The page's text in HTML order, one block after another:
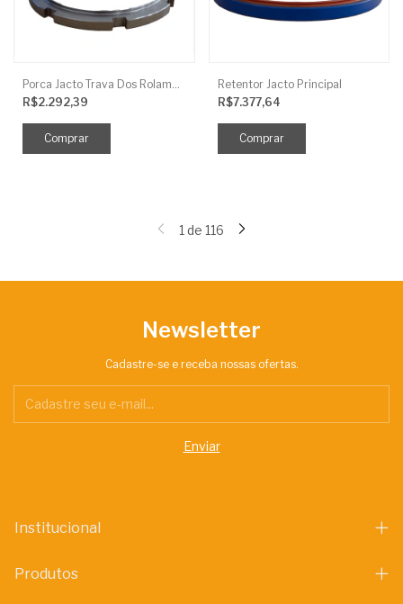
R$2.292,39
Retentor Jacto Principal
R$7.377,64
1 de 116
Newsletter
Cadastre-se e receba nossas ofertas.
Institucional
Produtos